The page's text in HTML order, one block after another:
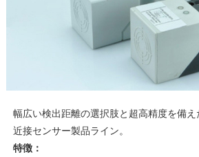
幅広い検出距離の選択肢と超高精度を備
近接センサー製品ライン。
特徴：